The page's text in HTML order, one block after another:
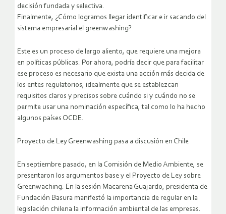
decisión fundada y selectiva.
Finalmente, ¿Cómo logramos llegar identificar e ir sacando del
sistema empresarial el greenwashing?
Este es un proceso de largo aliento, que requiere una mejora
en políticas públicas. Por ahora, podría decir que para facilitar
ese proceso es necesario que exista una acción más decida de
los entes regulatorios, idealmente que se establezcan
requisitos claros y precisos sobre cuándo si y cuándo no se
permite usar una nominación específica, tal como lo ha hecho
algunos países OCDE.
Proyecto de Ley Greenwashing pasa a discusión en Chile
En septiembre pasado, en la Comisión de Medio Ambiente, se
presentaron los argumentos base y el Proyecto de Ley sobre
Greenwaching. En la sesión Macarena Guajardo, presidenta de
Fundación Basura manifestó la importancia de regular en la
legislación chilena la información ambiental de las empresas.